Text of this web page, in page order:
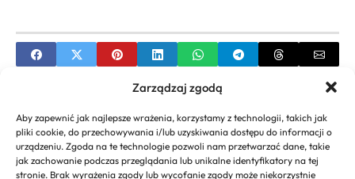
Zarządzaj zgodą
Aby zapewnić jak najlepsze wrażenia, korzystamy z technologii, takich jak
pliki cookie, do przechowywania i/lub uzyskiwania dostępu do informacji o
urządzeniu. Zgoda na te technologie pozwoli nam przetwarzać dane, takie
jak zachowanie podczas przeglądania lub unikalne identyfikatory na tej
stronie. Brak wyrażenia zgody lub wycofanie zgody może niekorzystnie
Fryzura grzybek męska stylizacje Poradnik i
Inspiracje
NEXT